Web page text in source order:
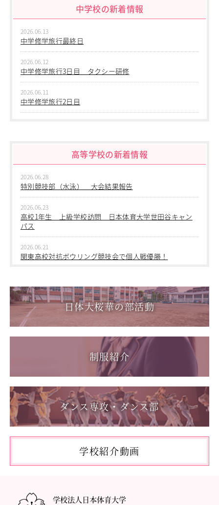
卒業生の方
教職員募集
系列校紹介
教職員の方へ
個人情報保護
中学校の新着情報
2026.06.13
中学修学旅行最終日
2026.06.12
中学修学旅行3日目 タクシー研修
2026.06.11
中学修学旅行2日目
中学２年生 校外学習
2026.06.09
中学１年生 校外学習
2026.06.09
中学１年 校外学習
2026.03.05
第三回桜華中学校あいさつ＋ひと言運動
2025.08.22
第55回全国中学校バスケットボール大会 サンアリーナせ
んだいin鹿児島
高等学校の新着情報
2026.06.28
特別競技部（水泳） 大会結果報告
2026.06.23
高校1年生 上級学校訪問 日本体育大学世田谷キャン
パス
2026.06.21
関東高校対抗ボウリング競技会で個人戦優勝！
1学年総合スポーツコース キャンプ実習を実施しまし
た
2026.06.05
「日本選手権水泳競技大会」に出場しました。
「59th Japan Rookies Cup 2026」に出場しました。
2026.05.17
「第62回東日本選手権大会」に出場しました。
2026.05.10
「国民スポーツ大会東京都予選」に出場しました。
2026.05.03
「THE DANCE WORLDS 2026」に出場しました。
2026.04.27
日体大桜華の部活動
制服紹介
ダンス専攻・ダンス部
学校紹介動画
学校法人日本体育大学